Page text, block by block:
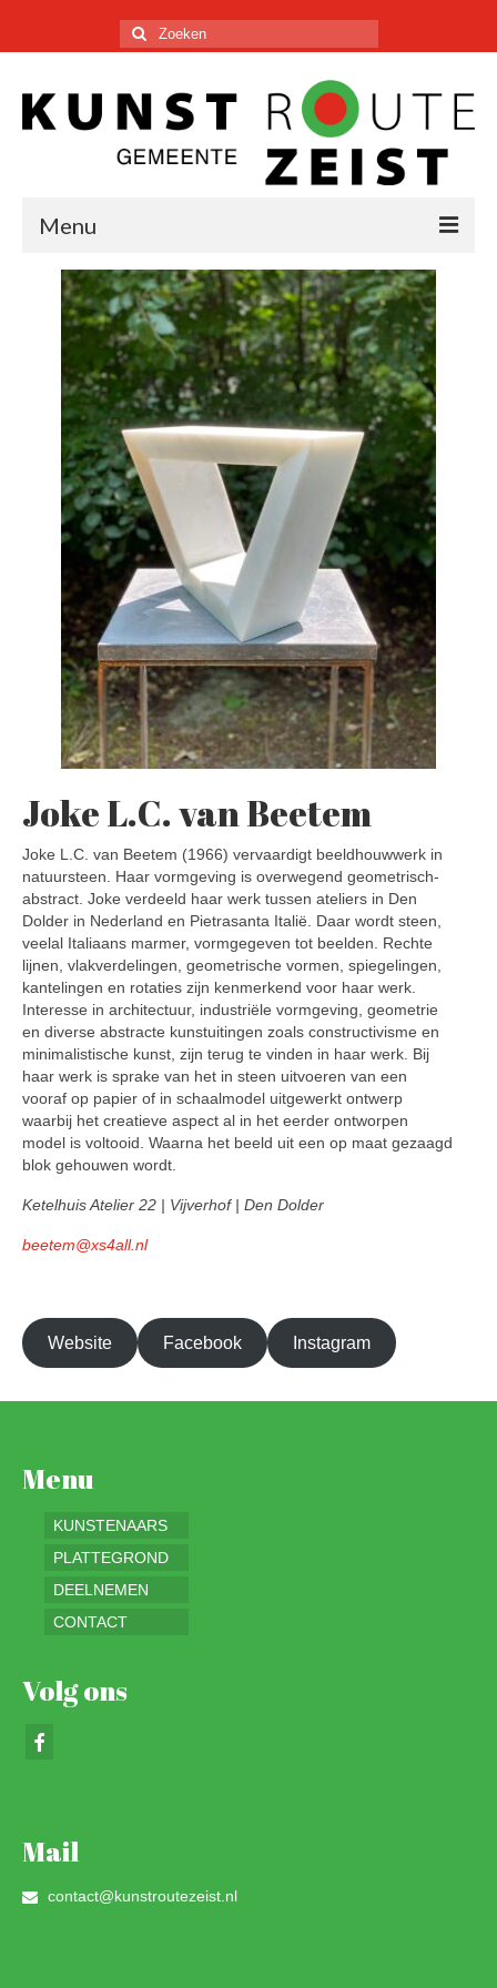
Zoeken
naar:
Menu
KUNSTENAARS
PLATTEGROND
DEELNEMEN
CONTACT
Joke L.C. van Beetem
Joke L.C. van Beetem (1966) vervaardigt beeldhouwwerk in
natuursteen. Haar vormgeving is overwegend geometrisch-
abstract. Joke verdeeld haar werk tussen ateliers in Den
Dolder in Nederland en Pietrasanta Italië. Daar wordt steen,
veelal Italiaans marmer, vormgegeven tot beelden. Rechte
lijnen, vlakverdelingen, geometrische vormen, spiegelingen,
kantelingen en rotaties zijn kenmerkend voor haar werk.
Interesse in architectuur, industriële vormgeving, geometrie
en diverse abstracte kunstuitingen zoals constructivisme en
minimalistische kunst, zijn terug te vinden in haar werk. Bij
haar werk is sprake van het in steen uitvoeren van een
vooraf op papier of in schaalmodel uitgewerkt ontwerp
waarbij het creatieve aspect al in het eerder ontworpen
model is voltooid. Waarna het beeld uit een op maat gezaagd
blok gehouwen wordt.
Ketelhuis Atelier 22 | Vijverhof | Den Dolder
beetem@xs4all.nl
Website Facebook Instagram
Menu
KUNSTENAARS
PLATTEGROND
DEELNEMEN
CONTACT
Volg ons
Mail
contact@kunstroutezeist.nl